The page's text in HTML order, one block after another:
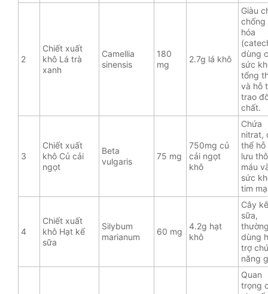
2
Chiết xuất
khô Lá trà
xanh
Camellia
sinensis
180
mg
2.7g lá khô
Giàu
chống
hóa
dùng
sức
tổng
và hỗ
trao
chất.
3
Chiết xuất
khô Củ cải
ngọt
Beta
vulgaris
75 mg
750mg củ
cải ngọt
khô
Chứa
nitrat,
thể hỗ
lưu
máu
sức
tim
4
Chiết xuất
khô Hạt kế
sữa
Silybum
marianum
60 mg
4.2g hạt
khô
Cây kế
sữa,
dùng
trợ
năng
Quan
trọng